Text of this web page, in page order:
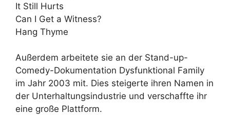
It Still Hurts
Can I Get a Witness?
Hang Thyme
Außerdem arbeitete sie an der Stand-up-
Comedy-Dokumentation Dysfunktional Family
im Jahr 2003 mit. Dies steigerte ihren Namen in
der Unterhaltungsindustrie und verschaffte ihr
eine große Plattform.